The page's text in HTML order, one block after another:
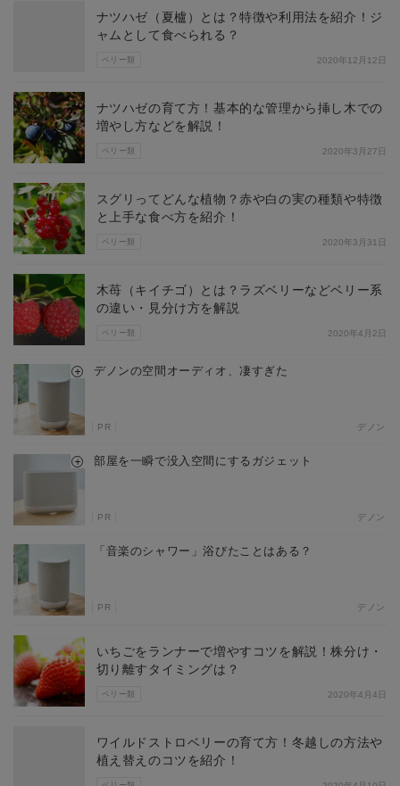
ベリー類
ナツハゼ（夏櫨）とは？特徴や利用法を紹介！ジ
ャムとして食べられる？
2020年12月12日
ベリー類
ナツハゼの育て方！基本的な管理から挿し木での
増やし方などを解説！
2020年3月27日
ベリー類
スグリってどんな植物？赤や白の実の種類や特徴
と上手な食べ方を紹介！
2020年3月31日
ベリー類
木苺（キイチゴ）とは？ラズベリーなどベリー系
の違い・見分け方を解説
2020年4月2日
デノンの空間オーディオ、凄すぎた
PR デノン
部屋を一瞬で没入空間にするガジェット
PR デノン
「音楽のシャワー」浴びたことはある？
PR デノン
ベリー類
いちごをランナーで増やすコツを解説！株分け・
切り離すタイミングは？
2020年4月4日
ワイルドストロベリーの育て方！冬越しの方法や
植え替えのコツを紹介！